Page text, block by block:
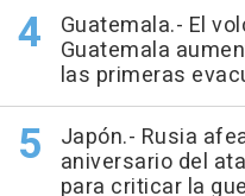
Guatemala.- El
Guatemala
las primeras
Japón.- Rusia
aniversario del
para criticar la